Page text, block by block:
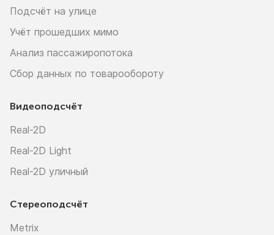
Подсчёт на улице
Учёт прошедших мимо
Анализ пассажиропотока
Сбор данных по товарообороту
Видеоподсчёт
Real-2D
Real-2D Light
Real-2D уличный
Стереоподсчёт
Metrix